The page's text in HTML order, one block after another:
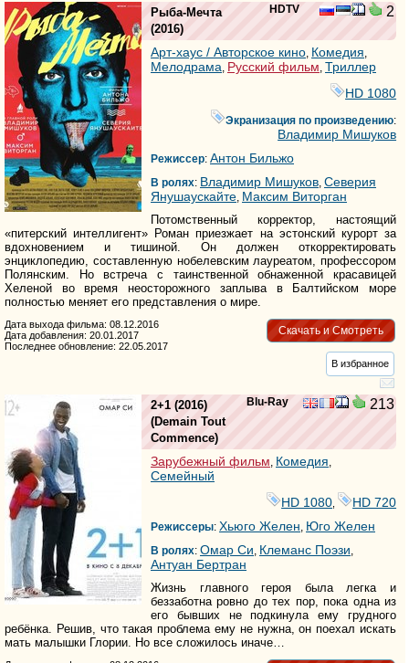
HDTV 2
Рыба-Мечта
(2016)
Арт-хаус / Авторское кино, Комедия,
Мелодрама, Русский фильм, Триллер
HD 1080
Экранизация по произведению:
Владимир Мишуков
Режиссер: Антон Бильжо
В ролях: Владимир Мишуков, Северия
Янушаускайте, Максим Виторган
Потомственный корректор, настоящий
«питерский интеллигент» Роман приезжает на эстонский курорт за
вдохновением и тишиной. Он должен откорректировать
энциклопедию, составленную нобелевским лауреатом, профессором
Полянским. Но встреча с таинственной обнаженной красавицей
Хеленой во время неосторожного заплыва в Балтийском море
полностью меняет его представления о мире.
Скачать и Смотреть
Дата выхода фильма: 08.12.2016
Дата добавления: 20.01.2017
Последнее обновление: 22.05.2017
В избранное
Blu-Ray 213
2+1 (2016)
(Demain Tout
Commence)
Зарубежный фильм, Комедия,
Семейный
HD 1080
HD 720
Режиссеры: Хьюго Желен, Юго Желен
В ролях: Омар Си, Клеманс Поэзи,
Антуан Бертран
Жизнь главного героя была легка и
беззаботна ровно до тех пор, пока одна из
его бывших не подкинула ему грудного
ребёнка. Решив, что такая проблема ему не нужна, он поехал искать
мать малышки Глории. Но все сложилось иначе…